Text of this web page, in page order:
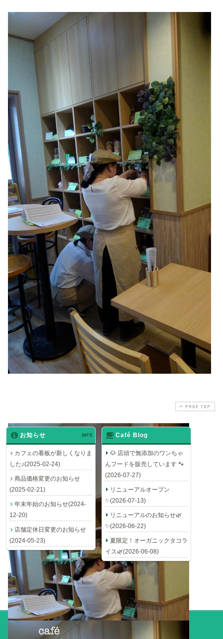
PAGE TOP
お知らせ INFO
カフェの看板が新しくなりま
した♪(2025-02-24)
商品価格変更のお知らせ
(2025-02-21)
年末年始のお知らせ(2024-
12-20)
店舗定休日変更のお知らせ
(2024-05-23)
Café Blog
🐶 店頭で無添加のワンちゃ
んフードを販売しています 🐾
(2026-07-27)
リニューアルオープン
✨(2026-07-13)
リニューアルのお知らせ🌿
✨(2026-06-22)
夏限定！オーガニックタコラ
イス🌿(2026-06-08)